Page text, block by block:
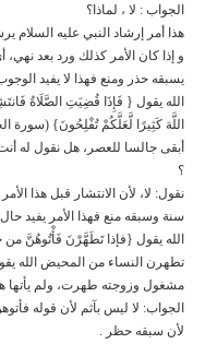
الجواب : لا ، لماذا؟
هذا أمر إرشاد النبي عليه السلام
و إذا كان الأمر كذلك ورد بعد
يسبقه حذر ومنع فهذا لا يفيد
الله يقول { فَإِذَا قُضِيَتِ الصَّلَاةُ
أبقى جالسا للعصر، هل نقول له
؟
نقول: لا، لأن الانتشار قبل هذا
سنة وسبقه منع فهذا الأمر يفيد
تطهرن النساء من المحيض الله
مشغول وزوجته طهرت، ولم يأتها
الجواب: لا ليس بآثم لأن قوله
لأن سبقه حظر .